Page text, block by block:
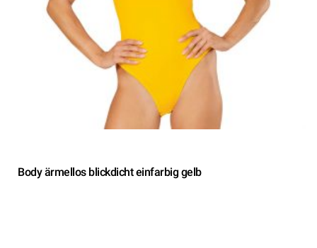
Body ärmellos blickdicht einfarbig gelb